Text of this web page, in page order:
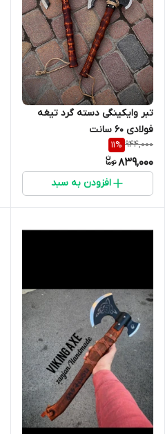
تبر وایکینگی دسته گرد تیغه
فولادی ۶۰ سانت
944,000
11%
839,000
افزودن به سبد